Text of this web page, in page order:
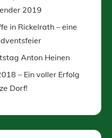
2019
in Rickelrath – eine
Anton Heinen
– Ein voller Erfolg
Dorf!